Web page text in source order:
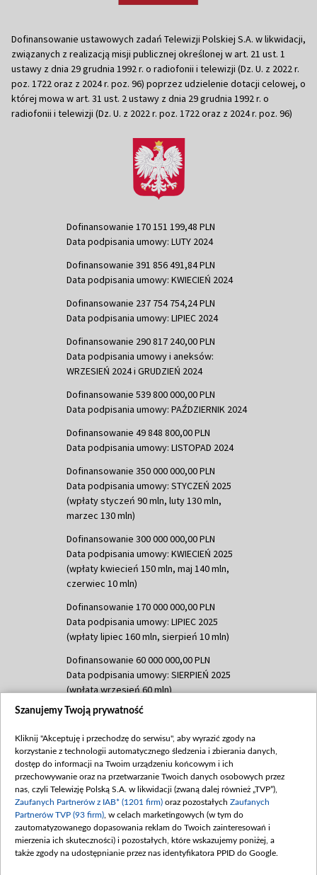
Dofinansowanie ustawowych zadań Telewizji Polskiej S.A. w likwidacji,
związanych z realizacją misji publicznej określonej w art. 21 ust. 1
ustawy z dnia 29 grudnia 1992 r. o radiofonii i telewizji (Dz. U. z 2022 r.
poz. 1722 oraz z 2024 r. poz. 96) poprzez udzielenie dotacji celowej, o
której mowa w art. 31 ust. 2 ustawy z dnia 29 grudnia 1992 r. o
radiofonii i telewizji (Dz. U. z 2022 r. poz. 1722 oraz z 2024 r. poz. 96)
Dofinansowanie 170 151 199,48 PLN
Data podpisania umowy: LUTY 2024
Dofinansowanie 391 856 491,84 PLN
Data podpisania umowy: KWIECIEŃ 2024
Dofinansowanie 237 754 754,24 PLN
Data podpisania umowy: LIPIEC 2024
Dofinansowanie 290 817 240,00 PLN
Data podpisania umowy i aneksów:
WRZESIEŃ 2024 i GRUDZIEŃ 2024
Dofinansowanie 539 800 000,00 PLN
Data podpisania umowy: PAŹDZIERNIK 2024
Dofinansowanie 49 848 800,00 PLN
Data podpisania umowy: LISTOPAD 2024
Dofinansowanie 350 000 000,00 PLN
Data podpisania umowy: STYCZEŃ 2025
(wpłaty styczeń 90 mln, luty 130 mln,
marzec 130 mln)
Dofinansowanie 300 000 000,00 PLN
Data podpisania umowy: KWIECIEŃ 2025
(wpłaty kwiecień 150 mln, maj 140 mln,
czerwiec 10 mln)
Dofinansowanie 170 000 000,00 PLN
Data podpisania umowy: LIPIEC 2025
(wpłaty lipiec 160 mln, sierpień 10 mln)
Dofinansowanie 60 000 000,00 PLN
Data podpisania umowy: SIERPIEŃ 2025
(wpłata wrzesień 60 mln)
Dofinansowanie 635 783 051,21 PLN
(wpłata wrzesień 100 mln, październik 350
mln, listopad 265 mln)
Dofinansowanie 48 862 000,00 PLN
Data podpisania umowy: GRUDZIEŃ 2025
(wpłata grudzień 60,548 mln)
Dofinansowanie 900 000 000,00 PLN
Data podpisania umowy: LUTY 2026 (wpłata
Szanujemy Twoją prywatność
Kliknij "Akceptuję i przechodzę do serwisu", aby wyrazić zgody na
korzystanie z technologii automatycznego śledzenia i zbierania danych,
dostęp do informacji na Twoim urządzeniu końcowym i ich
przechowywanie oraz na przetwarzanie Twoich danych osobowych przez
nas, czyli Telewizję Polską S.A. w likwidacji (zwaną dalej również „TVP”),
Zaufanych Partnerów z IAB* (1201 firm) oraz pozostałych Zaufanych
Partnerów TVP (93 firm) , w celach marketingowych (w tym do
zautomatyzowanego dopasowania reklam do Twoich zainteresowań i
mierzenia ich skuteczności) i pozostałych, które wskazujemy poniżej, a
także zgody na udostępnianie przez nas identyfikatora PPID do Google.